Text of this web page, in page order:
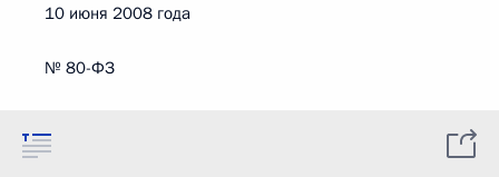
10 июня 2008 года
№ 80-ФЗ